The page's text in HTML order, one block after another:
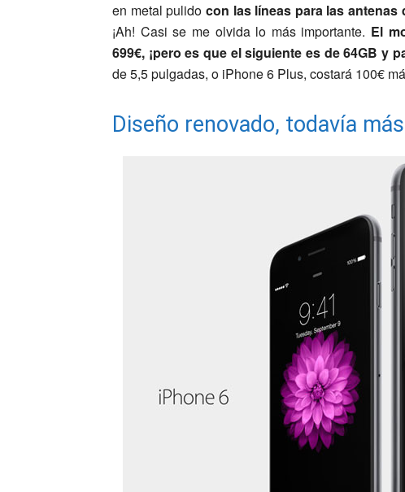
en metal pulido con las líneas para las
¡Ah! Casi se me olvida lo más importante. El
699€, ¡pero es que el siguiente es de 64GB y
de 5,5 pulgadas, o iPhone 6 Plus, costará 100€
Diseño renovado, todavía